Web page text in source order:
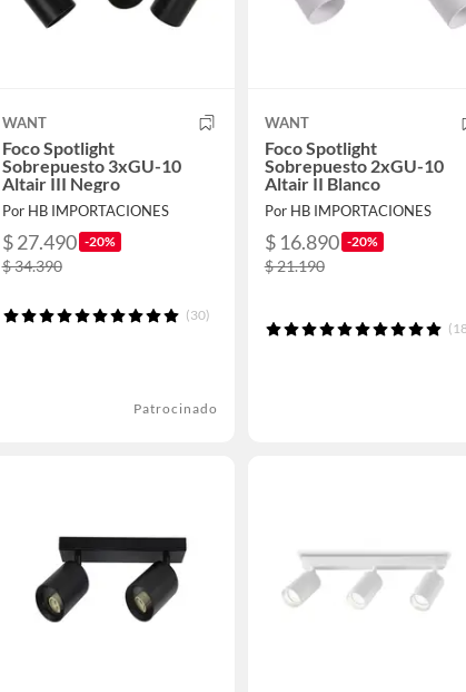
WANT
Foco Spotlight
Sobrepuesto 3xGU-10
Altair III Negro
Por HB IMPORTACIONES
$ 27.490 -20%
$ 34.390
(30)
Patrocinado
WANT
Foco Spotlight
Sobrepuesto 2xGU-10
Altair II Blanco
Por HB IMPORTACIONES
$ 16.890 -20%
$ 21.190